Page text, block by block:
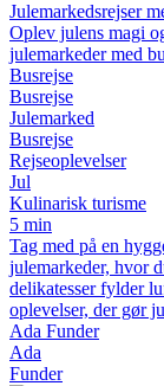
Julemarkedsrejser
Oplev julens magi
julemarkeder med
Busrejse
Busrejse
Julemarked
Busrejse
Rejseoplevelser
Jul
Kulinarisk turisme
5 min
Tag med på en
julemarkeder, hvor
delikatesser fylder
oplevelser, der gør
Ada Funder
Ada
Funder